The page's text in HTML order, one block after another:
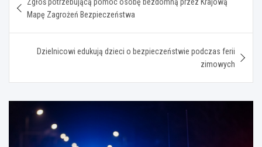
wpisu
Mapę Zagrożeń Bezpieczeństwa
Dzielnicowi edukują dzieci o bezpieczeństwie podczas ferii
zimowych